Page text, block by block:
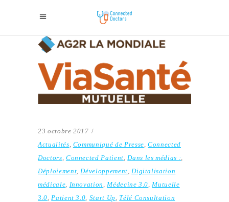
23 octobre 2017
Actualités Communiqué de Presse ,Connected
Doctors Connected Patient Dans les médias :
Déploiement Développement Digitalisation
médicale Innovation Médecine 3.0 Mutuelle
3.0 Patient 3.0 Start Up Télé Consultation